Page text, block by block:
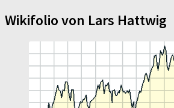
Wikifolio von Lars Hattwig